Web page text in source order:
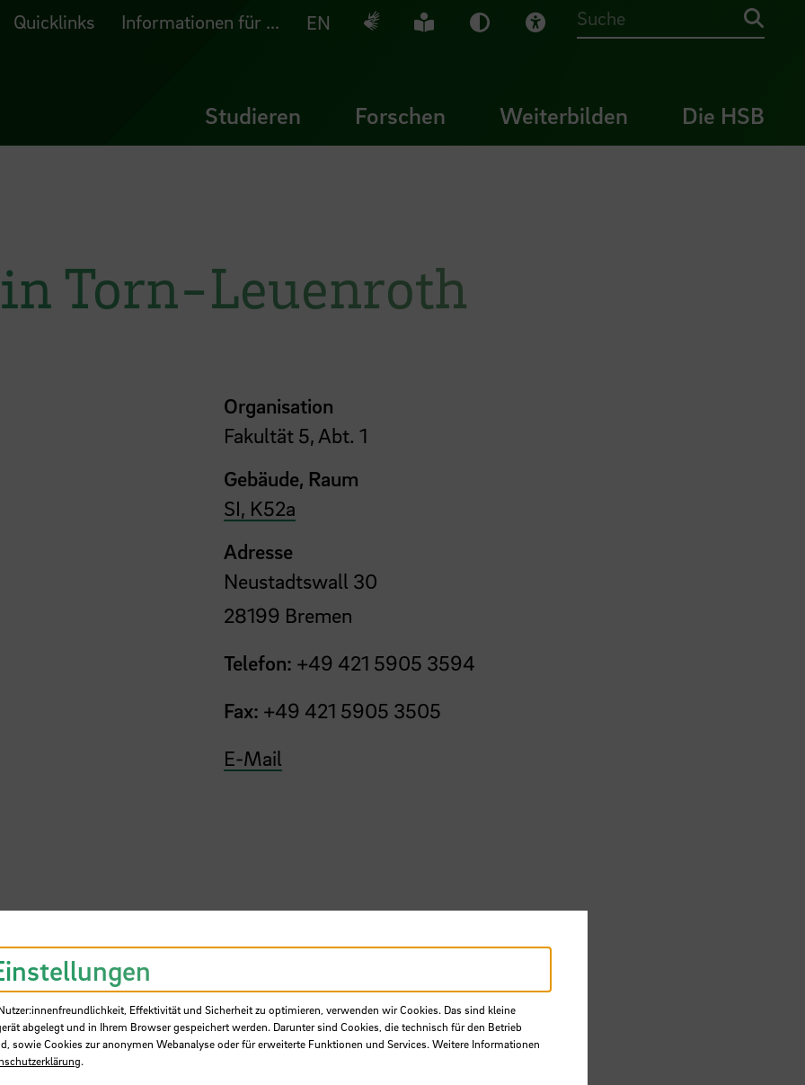
Quicklinks Informationen für ... EN Deutsche Gebärdensprache
Leichte Sprache
Dunkel-Modus
Visuelle Hilfe
Suche
Studieren Forschen Weiterbilden Die HSB
Torn-Leuenroth
Organisation
Fakultät 5, Abt. 1
Gebäude, Raum
SI, K52a
Adresse
Neustadtswall 30
28199 Bremen
Telefon: +49 421 5905 3594
Fax: +49 421 5905 3505
E-Mail
Effektivität und Sicherheit zu optimieren, verwenden wir Cookies. Das sind kleine
abgelegt und in Ihrem Browser gespeichert werden. Darunter sind Cookies, die technisch für den Betrieb
sowie Cookies zur anonymen Webanalyse oder für erweiterte Funktionen und Services. Weitere Informationen
.